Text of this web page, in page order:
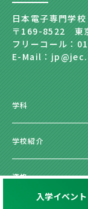
日本電子専門学
〒169-8522 東
フリーコール：
E-Mail：
学科
学校紹介
資格
入学イベント